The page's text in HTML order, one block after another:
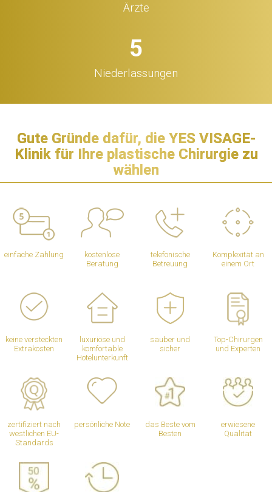
Ärzte
5
Niederlassungen
Gute Gründe dafür, die YES VISAGE-
Klinik für Ihre plastische Chirurgie zu
wählen
einfache Zahlung
kostenlose
Beratung
telefonische
Betreuung
Komplexität an
einem Ort
keine versteckten
Extrakosten
luxuriöse und
komfortable
Hotelunterkunft
sauber und
sicher
Top-Chirurgen
und Experten
zertifiziert nach
westlichen EU-
Standards
persönliche Note
das Beste vom
Besten
erwiesene
Qualität